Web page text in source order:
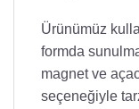
Ürünümüz
formda
magnet ve
seçeneğiyle